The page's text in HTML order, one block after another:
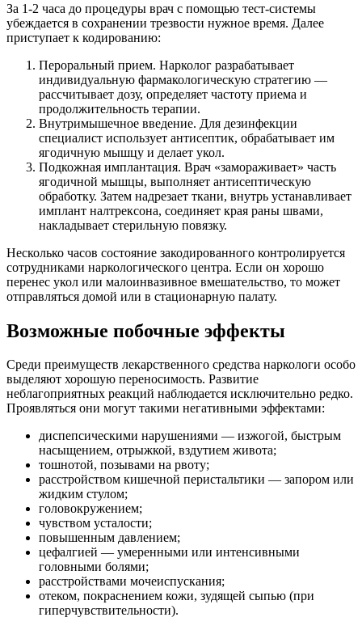
За 1-2 часа до процедуры врач с помощью тест-системы
убеждается в сохранении трезвости нужное время. Далее
приступает к кодированию:
Пероральный прием. Нарколог разрабатывает
индивидуальную фармакологическую стратегию —
рассчитывает дозу, определяет частоту приема и
продолжительность терапии.
Внутримышечное введение. Для дезинфекции
специалист использует антисептик, обрабатывает им
ягодичную мышцу и делает укол.
Подкожная имплантация. Врач «замораживает» часть
ягодичной мышцы, выполняет антисептическую
обработку. Затем надрезает ткани, внутрь устанавливает
имплант налтрексона, соединяет края раны швами,
накладывает стерильную повязку.
Несколько часов состояние закодированного контролируется
сотрудниками наркологического центра. Если он хорошо
перенес укол или малоинвазивное вмешательство, то может
отправляться домой или в стационарную палату.
Возможные побочные эффекты
Среди преимуществ лекарственного средства наркологи особо
выделяют хорошую переносимость. Развитие
неблагоприятных реакций наблюдается исключительно редко.
Проявляться они могут такими негативными эффектами:
диспепсическими нарушениями — изжогой, быстрым
насыщением, отрыжкой, вздутием живота;
тошнотой, позывами на рвоту;
расстройством кишечной перистальтики — запором или
жидким стулом;
головокружением;
чувством усталости;
повышенным давлением;
цефалгией — умеренными или интенсивными
головными болями;
расстройствами мочеиспускания;
отеком, покраснением кожи, зудящей сыпью (при
гиперчувствительности).